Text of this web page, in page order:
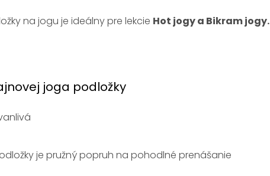
na jogu je ideálny pre lekcie Hot jogy a Bikram jogy.
joga podložky
je pružný popruh na pohodlné prenášanie